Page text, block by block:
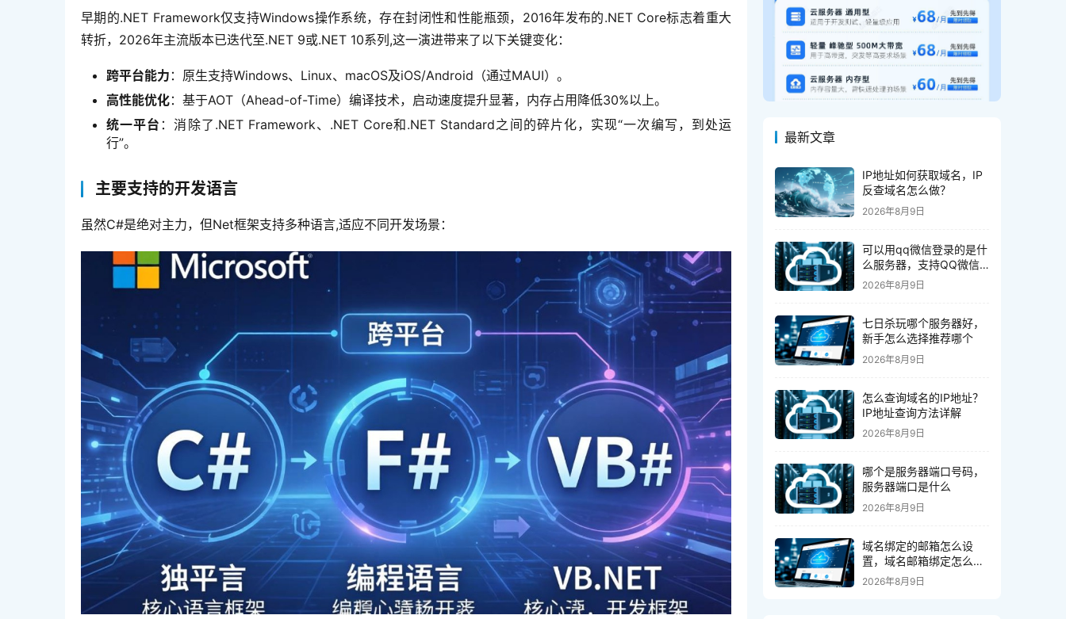
早期的.NET Framework仅支持Windows操作系统，存在封闭性和性能瓶颈，2016年发布的.NET Core标志着重大
转折，2026年主流版本已迭代至.NET 9或.NET 10系列,这一演进带来了以下关键变化：
跨平台能力 ：原生支持Windows、Linux、macOS及iOS/Android（通过MAUI）。
高性能优化：基于AOT（Ahead-of-Time）编译技术，启动速度提升显著，内存占用降低30%以上。
统一平台 ：消除了.NET Framework、.NET Core和.NET Standard之间的碎片化，实现“一次编写，到处运
行”。
主要支持的开发语言
虽然C#是绝对主力，但Net框架支持多种语言,适应不同开发场景：
最新文章
IP地址如何获取域名，IP
反查域名怎么做？
2026年8月9日
可以用qq微信登录的是什
么服务器，支持QQ微信
登录的服务器是什么
2026年8月9日
七日杀玩哪个服务器好，
新手怎么选择推荐哪个
2026年8月9日
怎么查询域名的IP地址？
IP地址查询方法详解
2026年8月9日
哪个是服务器端口号码，
服务器端口是什么
2026年8月9日
域名绑定的邮箱怎么设
置，域名邮箱绑定怎么操
作
2026年8月9日